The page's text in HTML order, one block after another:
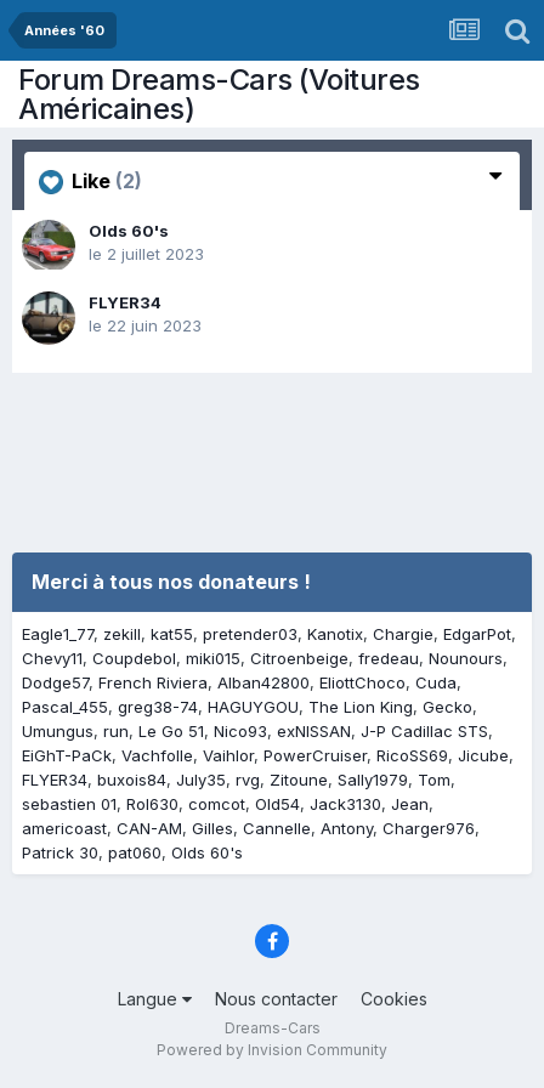
Années '60
Forum Dreams-Cars (Voitures
Américaines)
Like (2)
Olds 60's
le 2 juillet 2023
FLYER34
le 22 juin 2023
Merci à tous nos donateurs !
Eagle1_77 zekill kat55 pretender03 Kanotix Chargie EdgarPot
Chevy11 Coupdebol miki015 Citroenbeige fredeau Nounours
Dodge57 French Riviera Alban42800 EliottChoco Cuda
Pascal_455 greg38-74 HAGUYGOU The Lion King Gecko
Umungus run Le Go 51 Nico93 exNISSAN J-P Cadillac STS
EiGhT-PaCk Vachfolle Vaihlor PowerCruiser RicoSS69 Jicube
FLYER34 buxois84 July35 rvg Zitoune Sally1979
Tom
sebastien 01 Rol630 comcot Old54 Jack3130 Jean
americoast CAN-AM Gilles Cannelle Antony Charger976
Patrick 30 pat060 Olds 60's
Langue Nous contacter Cookies
Dreams-Cars
Powered by Invision Community